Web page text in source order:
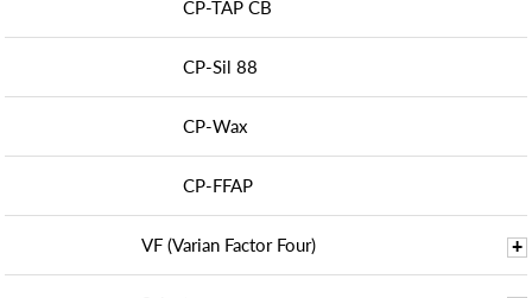
CP-TAP CB
CP-Sil 88
CP-Wax
CP-FFAP
VF (Varian Factor Four) +